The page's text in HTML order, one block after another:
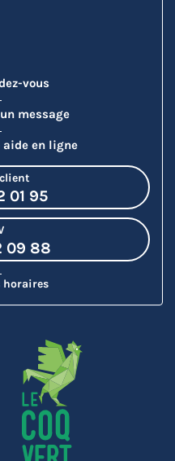
vous
message
aide en ligne
01 95
09 88
horaires